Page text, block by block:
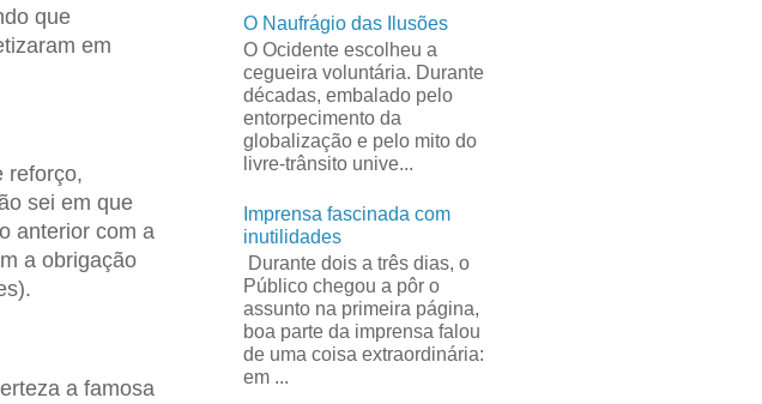
que
em
reforço,
sei em que
anterior com a
a obrigação
a famosa
O Naufrágio das Ilusões
O Ocidente escolheu a
cegueira voluntária. Durante
décadas, embalado pelo
entorpecimento da
globalização e pelo mito do
livre-trânsito unive...
Imprensa fascinada com
inutilidades
Durante dois a três dias, o
Público chegou a pôr o
assunto na primeira página,
boa parte da imprensa falou
de uma coisa extraordinária:
em ...